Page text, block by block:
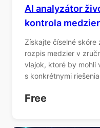
AI analyzátor
kontrola
Získajte číselné
rozpis medzier v
vlajok, ktoré by
s konkrétnymi
Free